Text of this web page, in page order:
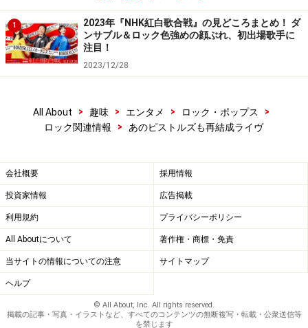
容になっている。そして、ヴォーカルもギターもリズム
も、すべてが生々しく荒々しい。30年前のアルバムだ
が、今聴いても衝撃的だ。
次のページでは、ピストルズのその後、そして再結成に
ついて紹介。
い。
2 次のページへ
1
2023年『NHK紅白歌合戦』の見どころまとめ！ ダ
ンサブル＆ロック色強めの顔ぶれ、初出場歌手に
注目！
2023/12/28
All About > 趣味 > エンタメ > ロック・ポップス
>
ロック関連情報
> あのピストルズも再結成ライヴ
会社概要 採用情報
投資家情報 広告掲載
利用規約 プライバシーポリシー
All Aboutについて 著作権・商標・免責
当サイトの情報についての注意 サイトマップ
ヘルプ
© All About, Inc. All rights reserved.
掲載の記事・写真・イラストなど、すべてのコンテンツの無断複写・転載・公衆送信等
を禁じます